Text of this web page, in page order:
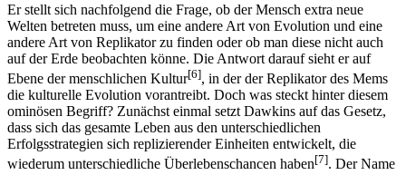
Er stellt sich nachfolgend die Frage, ob der Mensch extra neue
Welten betreten muss, um eine andere Art von Evolution und eine
andere Art von Replikator zu finden oder ob man diese nicht auch
auf der Erde beobachten könne. Die Antwort darauf sieht er auf
Ebene der menschlichen Kultur[6], in der der Replikator des Mems
die kulturelle Evolution vorantreibt. Doch was steckt hinter diesem
ominösen Begriff? Zunächst einmal setzt Dawkins auf das Gesetz,
dass sich das gesamte Leben aus den unterschiedlichen
Erfolgsstrategien sich replizierender Einheiten entwickelt, die
wiederum unterschiedliche Überlebenschancen haben[7]. Der Name